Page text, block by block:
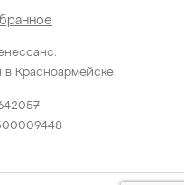
в Красноармейске.